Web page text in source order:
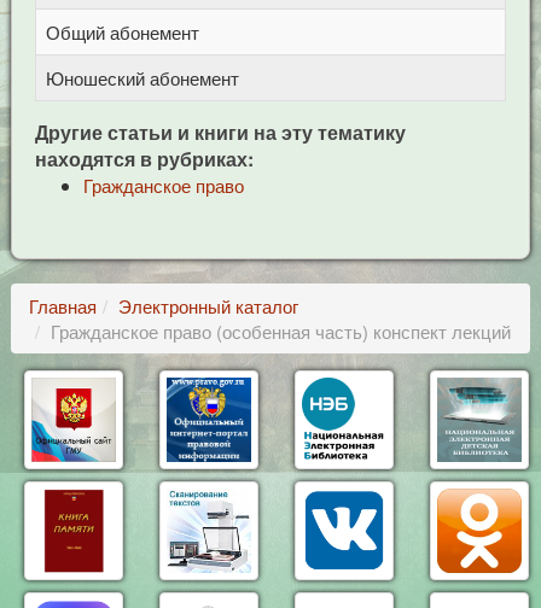
Общий абонемент
Юношеский абонемент
Другие статьи и книги на эту тематику
находятся в рубриках:
Гражданское право
Главная
Электронный каталог
Гражданское право (особенная часть) конспект лекций